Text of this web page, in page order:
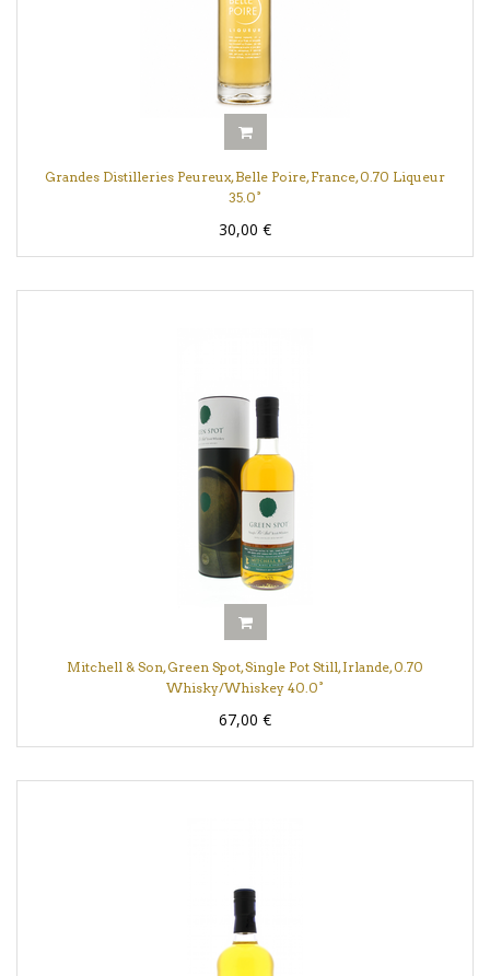
Grandes Distilleries Peureux, Belle Poire, France, 0.70 Liqueur
35.0°
30,00 €
Mitchell & Son, Green Spot, Single Pot Still, Irlande, 0.70
Whisky/Whiskey 40.0°
67,00 €